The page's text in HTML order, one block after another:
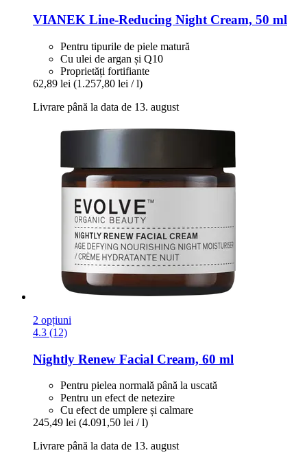
VIANEK Line-​Reducing Night Cream, 50 ml
Pentru tipurile de piele matură
Cu ulei de argan și Q10
Proprietăți fortifiante
62,89 lei (1.257,80 lei / l)
Livrare până la data de 13. august
2 opțiuni
4.3 (12)
Nightly Renew Facial Cream, 60 ml
Pentru pielea normală până la uscată
Pentru un efect de netezire
Cu efect de umplere și calmare
245,49 lei (4.091,50 lei / l)
Livrare până la data de 13. august